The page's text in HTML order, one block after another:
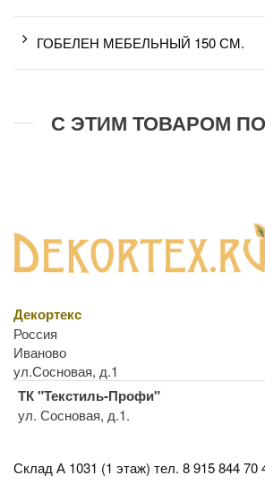
ГОБЕЛЕН МЕБЕЛЬНЫЙ 150 СМ.
С ЭТИМ ТОВАРОМ
Декортекс
Россия
Иваново
ул.Сосновая, д.1
ТК "Текстиль-Профи"
ул. Сосновая, д.1.
Склад А 1031 (1 этаж) тел. 8 915 844 70